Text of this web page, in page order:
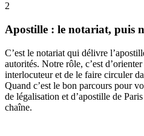
2
Apostille : le notariat, puis
C’est le notariat qui délivre
autorités. Notre rôle, c’est
interlocuteur et de le faire circuler
Quand c’est le bon parcours pour
de légalisation et d’apostille de
chaîne.